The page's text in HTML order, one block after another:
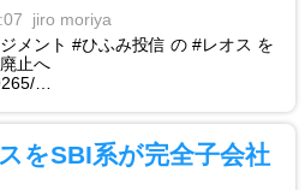
jiro moriya
メント #ひふみ投信 の #レオス を
止へ
…
をSBI系が完全子会社